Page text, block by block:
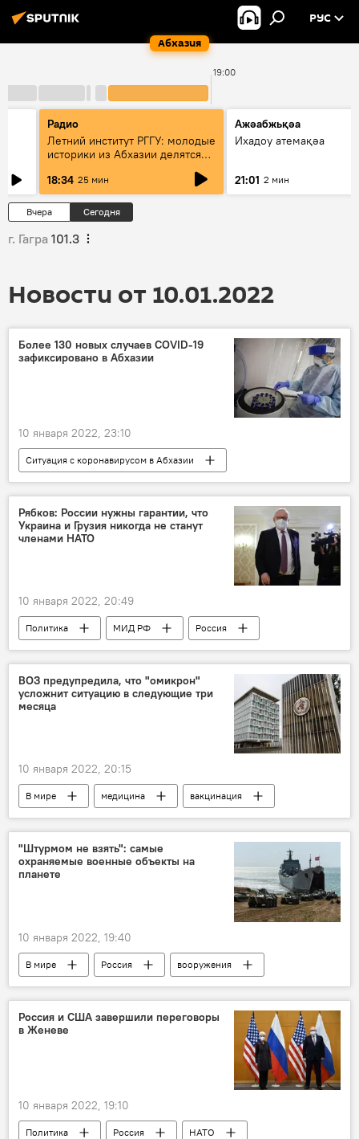
Абхазия
РУС
19:00
Радио
Летний институт РГГУ: молодые
историки из Абхазии делятся
18:34 25 мин
Ажәабжьқәа
Ихадоу атемақәа
21:01 2 мин
Вчера Сегодня
г. Гагра 101.3
Новости от 10.01.2022
Более 130 новых случаев COVID-19
зафиксировано в Абхазии
10 января 2022, 23:10
Ситуация с коронавирусом в Абхазии
Абхазия
медицина
Мировая пандемия коронавируса COVID-19
Рябков: России нужны гарантии, что
Украина и Грузия никогда не станут
членами НАТО
10 января 2022, 20:49
Политика МИД РФ
Россия
НАТО
США
ВОЗ предупредила, что "омикрон"
усложнит ситуацию в следующие три
месяца
10 января 2022, 20:15
В мире медицина
вакцинация
Мировая пандемия коронавируса COVID-19
"Штурмом не взять": самые
охраняемые военные объекты на
планете
10 января 2022, 19:40
В мире Россия
вооружения
Китай
Россия и США завершили переговоры
в Женеве
10 января 2022, 19:10
Политика Россия
НАТО